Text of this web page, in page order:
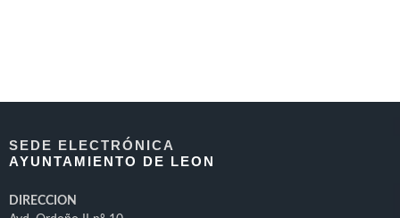
SEDE ELECTRÓNICA
AYUNTAMIENTO DE LEON
DIRECCION